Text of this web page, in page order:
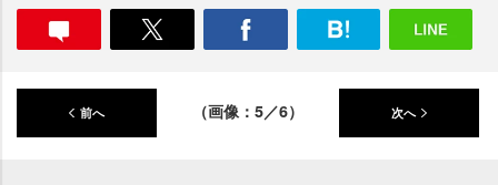
前へ （画像：5／6） 次へ